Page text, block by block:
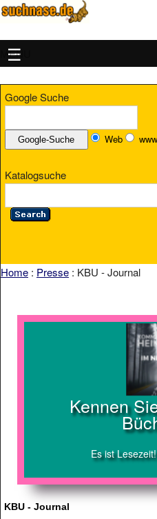
MENU
Google Suche
Web
Katalogsuche
Home : Presse : KBU - Journal
Kennen
Es ist Lesezeit!
KBU - Journal